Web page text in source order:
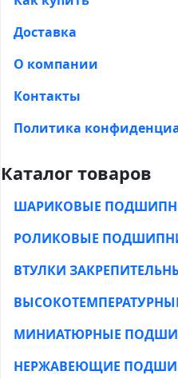
Доставка
О компании
Контакты
Политика
Каталог товаров
ШАРИКОВЫЕ
РОЛИКОВЫЕ
ВТУЛКИ
МИНИАТЮРНЫЕ
НЕРЖАВЕЮЩИЕ